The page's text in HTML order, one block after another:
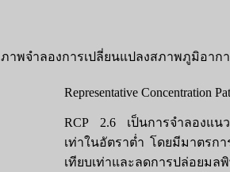
ภาพจำลองการเปลี่ยนแปลงสภาพภูมิอากาศ
Representative Concentration
RCP 2.6 เป็นการจำลองแน
เท่าในอัตราต่ำ โดยมีมาตรก
เทียบเท่าและลดการปล่อยมล